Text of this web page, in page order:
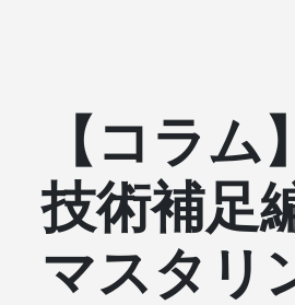
【コラ
技術補足
マスタリ